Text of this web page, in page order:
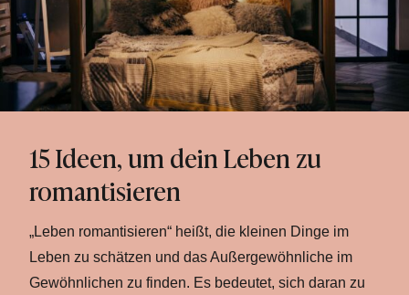
15 Ideen, um dein Leben zu
romantisieren
„Leben romantisieren“ heißt, die kleinen Dinge im
Leben zu schätzen und das Außergewöhnliche im
Gewöhnlichen zu finden. Es bedeutet, sich daran zu